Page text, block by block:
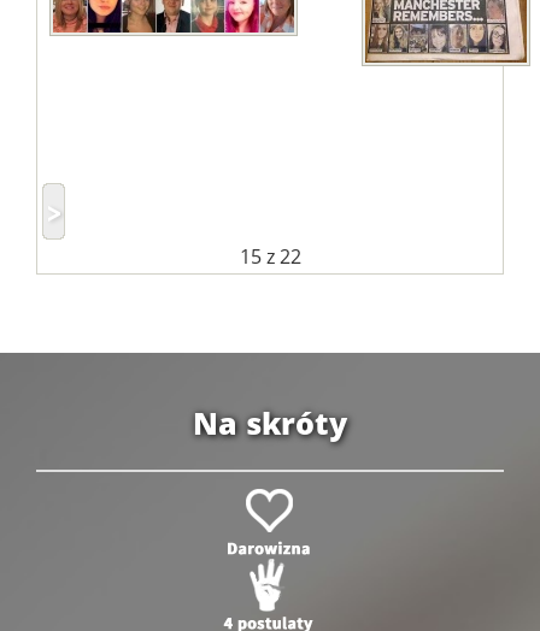
15z 22
Na skróty